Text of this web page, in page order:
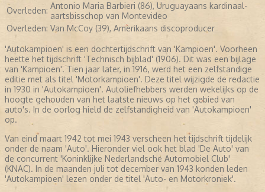
Overleden: Antonio Maria Barbieri (86), Uruguayaans kardinaal-
aartsbisschop van Montevideo
Overleden: Van McCoy (39), Amerikaans discoproducer
'Autokampioen' is een dochtertijdschrift van 'Kampioen'. Voorheen
heette het tijdschrift 'Technisch bijblad' (1906). Dit was een bijlage
van 'Kampioen'. Tien jaar later, in 1916, werd het een zelfstandige
editie met als titel 'Motorkampioen'. Deze titel wijzigde de redactie
in 1930 in 'Autokampioen'. Autoliefhebbers werden wekelijks op de
hoogte gehouden van het laatste nieuws op het gebied van
auto's. In de oorlog hield de zelfstandigheid van 'Autokampioen'
op.
Van eind maart 1942 tot mei 1943 verscheen het tijdschrift tijdelijk
onder de naam 'Auto'. Hieronder viel ook het blad 'De Auto' van
de concurrent 'Koninklijke Nederlandsche Automobiel Club'
(KNAC). In de maanden juli tot december van 1943 konden leden
'Autokampioen' lezen onder de titel 'Auto- en Motorkroniek'.